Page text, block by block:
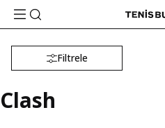
Filtrele
Clash